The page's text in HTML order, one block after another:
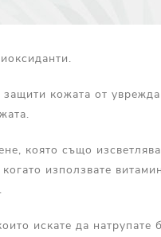
Витамин Е
Ретинол
кожата от
която също
използвате
искате да